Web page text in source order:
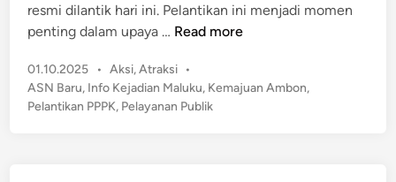
resmi dilantik hari ini. Pelantikan ini menjadi momen
penting dalam upaya … R
b
u
a
Read more
01.10.2025 • P
o
s
Aksi,Atraksi •
ASN Baru, Info Kejadian Maluku, Kemajuan Ambon,
Pelantikan PPPK, Pelayanan Publik